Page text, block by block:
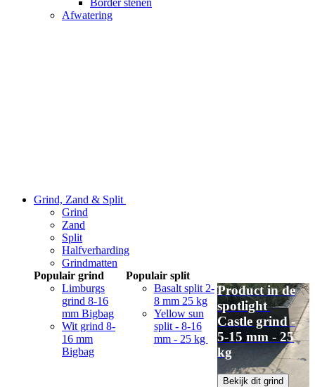
Border stenen
Afwatering
Grind, Zand & Split
Grind
Zand
Split
Halfverharding
Grindmatten
Populair grind
Limburgs
grind 8-16
mm Bigbag
Wit grind 8-
16 mm
Bigbag
Populair split
Basalt split 2-
8 mm 25 kg
Yellow sun
split - 8-16
mm - 25 kg
Product in de
spotlight
Castle grind -
5-15 mm - 25
kg
Bekijk dit grind